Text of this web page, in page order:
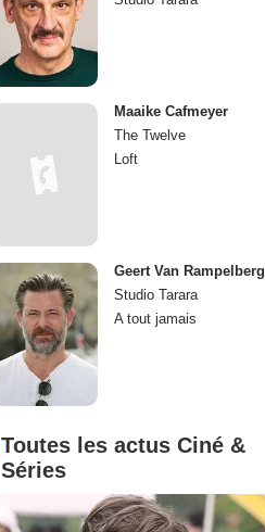
Maaike Cafmeyer
The Twelve
Loft
Geert Van Rampelberg
Studio Tarara
A tout jamais
Toutes les actus Ciné &
Séries